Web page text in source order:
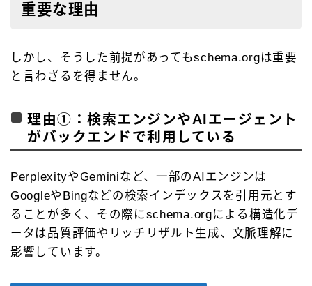
重要な理由
しかし、そうした前提があってもschema.orgは重要
と言わざるを得ません。
理由①：検索エンジンやAIエージェント
がバックエンドで利用している
PerplexityやGeminiなど、一部のAIエンジンは
GoogleやBingなどの検索インデックスを引用元とす
ることが多く、その際にschema.orgによる構造化デ
ータは品質評価やリッチリザルト生成、文脈理解に
影響しています。